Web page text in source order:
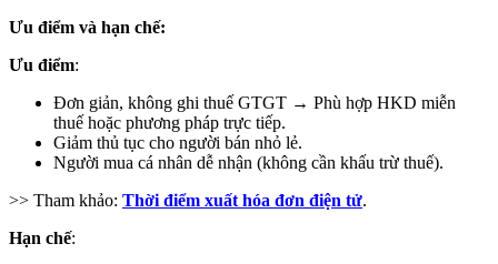
Ưu điểm và hạn chế:
Ưu điểm:
Đơn giản, không ghi thuế GTGT → Phù hợp HKD miễn
thuế hoặc phương pháp trực tiếp.
Giảm thủ tục cho người bán nhỏ lẻ.
Người mua cá nhân dễ nhận (không cần khấu trừ thuế).
>> Tham khảo: Thời điểm xuất hóa đơn điện tử.
Hạn chế: